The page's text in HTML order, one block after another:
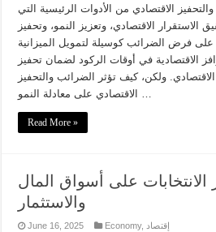
الاقتصادي من الأدوات الرئيسية التي
الاستقرار الاقتصادي، وتعزيز النمو، وتحفيز
على فرض الضرائب كوسيلة لتمويل الميزانية
الاقتصادية في أوقات الركود لضمان تحفيز
ولكن، كيف تؤثر الضرائب والتحفيز
الاقتصادي على معادلة النمو …
Read More »
الانتخابات على أسواق المال
والاستثمار
June 16, 2025 Economy,إقتصاد